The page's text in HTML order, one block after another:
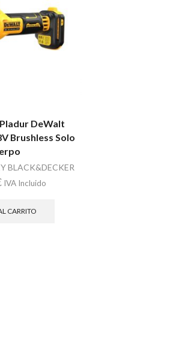
DeWalt
Brushless Solo
BLACK&DECKER
IVA Incluido
CARRITO